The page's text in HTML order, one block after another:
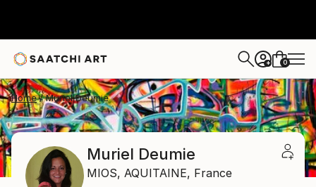
+ 0
Home Muriel Deumie
Muriel Deumie
MIOS, AQUITAINE, France